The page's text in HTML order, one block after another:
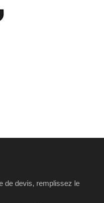
de devis, remplissez le